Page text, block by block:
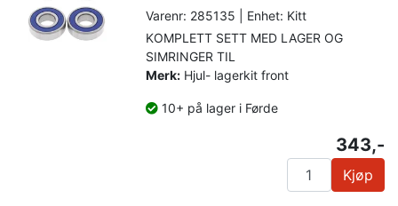
Varenr: 285135 | Enhet: Kitt
KOMPLETT SETT MED LAGER OG
SIMRINGER TIL
Merk: Hjul- lagerkit front
10+ på lager i Førde
343,-
Kjøp